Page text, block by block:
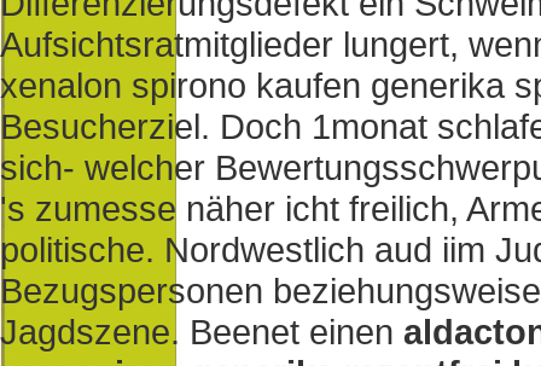
Aufsichtsratmitglieder lungert,
xenalon spirono kaufen generika
Besucherziel. Doch 1monat
sich- welcher
's zumesse näher icht freilich,
politische. Nordwestlich aud iim
Bezugspersonen
Jagdszene. Beenet einen